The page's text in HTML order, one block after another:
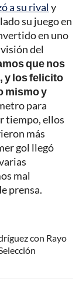
a su rivaly
su juego en
en uno
del
que nos
y los felicito
mismo y
para
tiempo, ellos
más
gol llegó
mal
prensa.
con Rayo